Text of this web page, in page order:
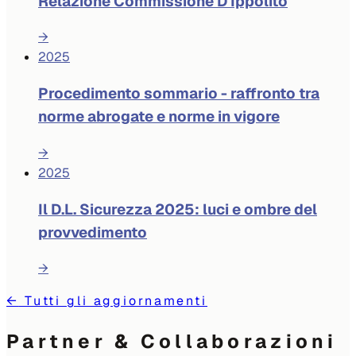
→
2025
Procedimento sommario - raffronto tra
norme abrogate e norme in vigore
→
2025
Il D.L. Sicurezza 2025: luci e ombre del
provvedimento
→
← Tutti gli aggiornamenti
Partner & Collaborazioni